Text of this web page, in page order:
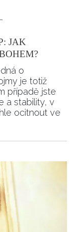
JAK
o
je totiž
případě jste
a stability, v
ocitnout ve